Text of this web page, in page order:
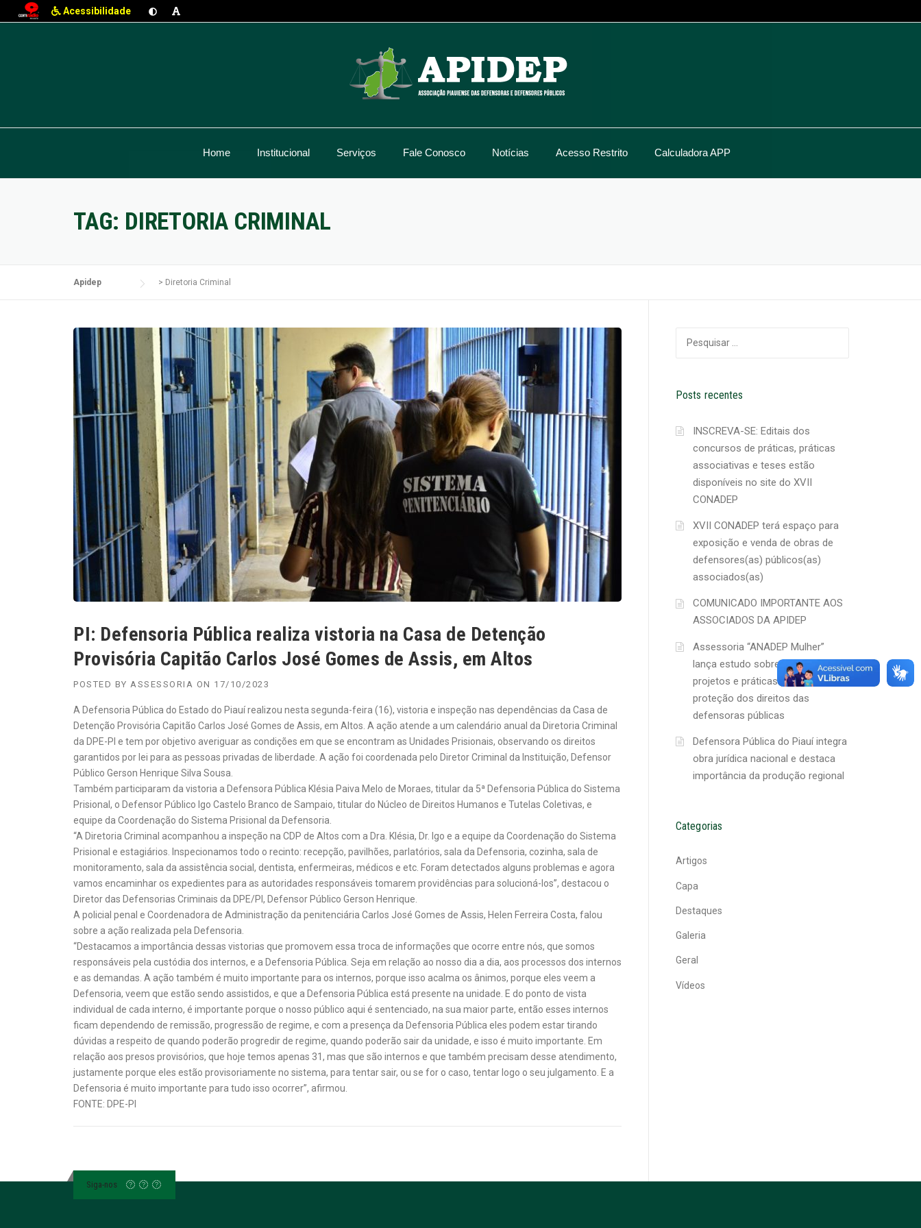
Acessibilidade
Home Institucional Serviços Fale Conosco Notícias Acesso Restrito Calculadora APP
TAG: DIRETORIA CRIMINAL
Apidep > Diretoria Criminal
PI: Defensoria Pública realiza vistoria na Casa de Detenção
Provisória Capitão Carlos José Gomes de Assis, em Altos
POSTED BY ASSESSORIA ON 17/10/2023
A Defensoria Pública do Estado do Piauí realizou nesta segunda-feira (16), vistoria e inspeção nas dependências da Casa de
Detenção Provisória Capitão Carlos José Gomes de Assis, em Altos. A ação atende a um calendário anual da Diretoria Criminal
da DPE-PI e tem por objetivo averiguar as condições em que se encontram as Unidades Prisionais, observando os direitos
garantidos por lei para as pessoas privadas de liberdade. A ação foi coordenada pelo Diretor Criminal da Instituição, Defensor
Público Gerson Henrique Silva Sousa.
Também participaram da vistoria a Defensora Pública Klésia Paiva Melo de Moraes, titular da 5ª Defensoria Pública do Sistema
Prisional, o Defensor Público Igo Castelo Branco de Sampaio, titular do Núcleo de Direitos Humanos e Tutelas Coletivas, e
equipe da Coordenação do Sistema Prisional da Defensoria.
“A Diretoria Criminal acompanhou a inspeção na CDP de Altos com a Dra. Klésia, Dr. Igo e a equipe da Coordenação do Sistema
Prisional e estagiários. Inspecionamos todo o recinto: recepção, pavilhões, parlatórios, sala da Defensoria, cozinha, sala de
monitoramento, sala da assistência social, dentista, enfermeiras, médicos e etc. Foram detectados alguns problemas e agora
vamos encaminhar os expedientes para as autoridades responsáveis tomarem providências para solucioná-los”, destacou o
Diretor das Defensorias Criminais da DPE/PI, Defensor Público Gerson Henrique.
A policial penal e Coordenadora de Administração da penitenciária Carlos José Gomes de Assis, Helen Ferreira Costa, falou
sobre a ação realizada pela Defensoria.
“Destacamos a importância dessas vistorias que promovem essa troca de informações que ocorre entre nós, que somos
responsáveis pela custódia dos internos, e a Defensoria Pública. Seja em relação ao nosso dia a dia, aos processos dos internos
e as demandas. A ação também é muito importante para os internos, porque isso acalma os ânimos, porque eles veem a
Defensoria, veem que estão sendo assistidos, e que a Defensoria Pública está presente na unidade. E do ponto de vista
individual de cada interno, é importante porque o nosso público aqui é sentenciado, na sua maior parte, então esses internos
ficam dependendo de remissão, progressão de regime, e com a presença da Defensoria Pública eles podem estar tirando
dúvidas a respeito de quando poderão progredir de regime, quando poderão sair da unidade, e isso é muito importante. Em
relação aos presos provisórios, que hoje temos apenas 31, mas que são internos e que também precisam desse atendimento,
justamente porque eles estão provisoriamente no sistema, para tentar sair, ou se for o caso, tentar logo o seu julgamento. E a
Defensoria é muito importante para tudo isso ocorrer”, afirmou.
FONTE: DPE-PI
Posts recentes
INSCREVA-SE: Editais dos
concursos de práticas, práticas
associativas e teses estão
disponíveis no site do XVII
CONADEP
XVII CONADEP terá espaço para
exposição e venda de obras de
defensores(as) públicos(as)
associados(as)
COMUNICADO IMPORTANTE AOS
ASSOCIADOS DA APIDEP
Assessoria “ANADEP Mulher”
lança estudo sobre ações,
projetos e práticas para a
proteção dos direitos das
defensoras públicas
Defensora Pública do Piauí integra
obra jurídica nacional e destaca
importância da produção regional
Categorias
Artigos
Capa
Destaques
Galeria
Geral
Vídeos
Siga-nos